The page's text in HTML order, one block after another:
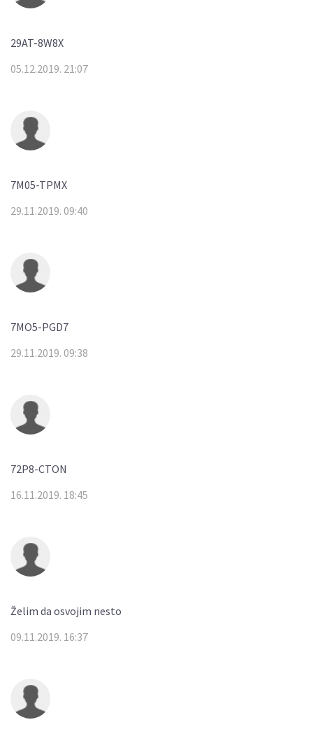
29AT-8W8X
05.12.2019. 21:07
7M05-TPMX
29.11.2019. 09:40
7MO5-PGD7
29.11.2019. 09:38
72P8-CTON
16.11.2019. 18:45
Želim da osvojim nesto
09.11.2019. 16:37